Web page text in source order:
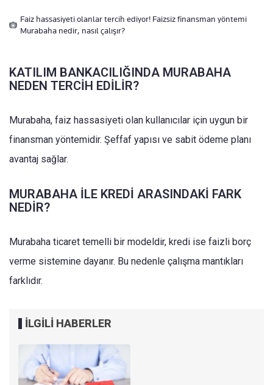
Faiz hassasiyeti olanlar tercih ediyor! Faizsiz finansman yöntemi
Murabaha nedir, nasıl çalışır?
KATILIM BANKACILIĞINDA MURABAHA
NEDEN TERCİH EDİLİR?
Murabaha, faiz hassasiyeti olan kullanıcılar için uygun bir
finansman yöntemidir. Şeffaf yapısı ve sabit ödeme planı
avantaj sağlar.
MURABAHA İLE KREDİ ARASINDAKİ FARK
NEDİR?
Murabaha ticaret temelli bir modeldir, kredi ise faizli borç
verme sistemine dayanır. Bu nedenle çalışma mantıkları
farklıdır.
İLGİLİ HABERLER